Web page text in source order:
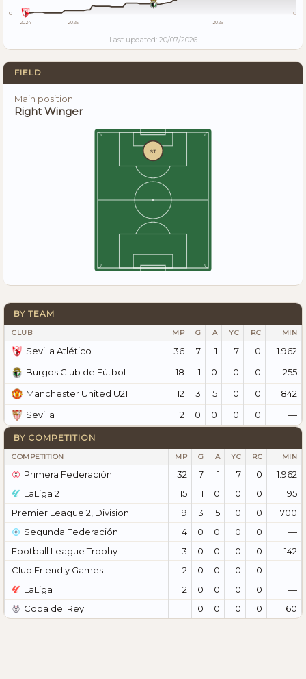
0 0
2024 2025 2026
Last updated: 20/07/2026
FIELD
Main position
Right Winger
ST
BY TEAM
CLUB MP G A YC RC MIN
Sevilla Atlético 36 7 1 7 0
1.962
Burgos Club de Fútbol
18 1 0 0 0
255
Manchester United U21
12 3 5 0 0
842
Sevilla
2 0 0 0 0 —
BY COMPETITION
COMPETITION MP G A YC RC MIN
Primera Federación 32 7 1 7 0
1.962
LaLiga 2
15 1 0 0 0
195
Premier League 2, Division 1
9 3 5 0 0
700
Segunda Federación
4 0 0 0 0
—
Football League Trophy
3 0 0 0 0
142
Club Friendly Games
2 0 0 0 0
—
LaLiga
2 0 0 0 0
—
Copa del Rey
1 0 0 0 0 60